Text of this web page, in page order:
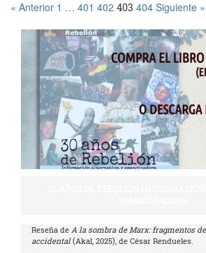
« Anterior 1 401 402 403 404 Siguiente »
Reseña de A la sombra de Marx: fragmentos
accidental(Akal, 2025), de César Rendueles.